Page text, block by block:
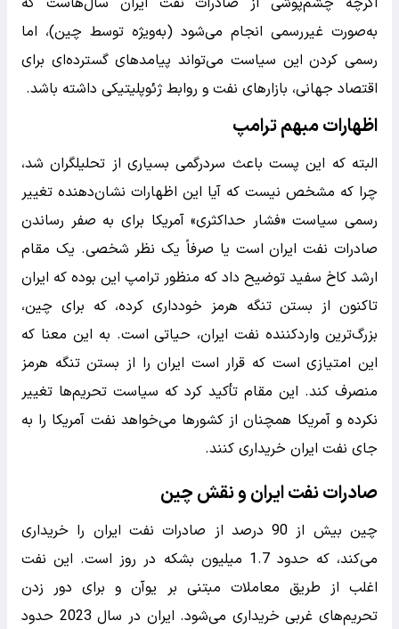
به‌صورت غیررسمی انجام می‌شود (به‌ویژه توسط چین)، اما
رسمی کردن این سیاست می‌تواند پیامدهای گسترده‌ای برای
اقتصاد جهانی، بازارهای نفت و روابط ژئوپلیتیکی داشته باشد.
اظهارات مبهم ترامپ
البته که این پست باعث سردرگمی بسیاری از تحلیلگران شد،
چرا که مشخص نیست که آیا این اظهارات نشان‌دهنده تغییر
رسمی سیاست «فشار حداکثری» آمریکا برای به صفر رساندن
صادرات نفت ایران است یا صرفاً یک نظر شخصی. یک مقام
ارشد کاخ سفید توضیح داد که منظور ترامپ این بوده که ایران
تاکنون از بستن تنگه هرمز خودداری کرده، که برای چین،
بزرگ‌ترین واردکننده نفت ایران، حیاتی است. به این معنا که
این امتیازی است که قرار است ایران را از بستن تنگه هرمز
منصرف کند. این مقام تأکید کرد که سیاست تحریم‌ها تغییر
نکرده و آمریکا همچنان از کشورها می‌خواهد نفت آمریکا را به
جای نفت ایران خریداری کنند.
صادرات نفت ایران و نقش چین
چین بیش از 90 درصد از صادرات نفت ایران را خریداری
می‌کند، که حدود 1.7 میلیون بشکه در روز است. این نفت
اغلب از طریق معاملات مبتنی بر یوآن و برای دور زدن
تحریم‌های غربی خریداری می‌شود. ایران در سال 2023 حدود